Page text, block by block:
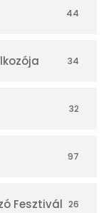
44
34
32
97
Fesztivál 26